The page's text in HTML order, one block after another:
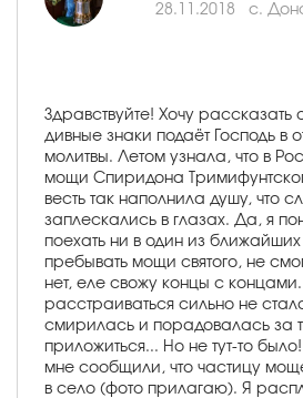
28.11.2018 с.
Здравствуйте! Хочу рассказать
дивные знаки подаёт Господь в
молитвы. Летом узнала, что в
мощи Спиридона
весть так наполнила душу, что
заплескались в глазах. Да, я
поехать ни в один из ближайших
пребывать мощи святого, не
нет, еле свожу концы с
расстраиваться сильно не
смирилась и порадовалась за
приложиться... Но не тут-то
мне сообщили, что частицу
в село (фото прилагаю). Я